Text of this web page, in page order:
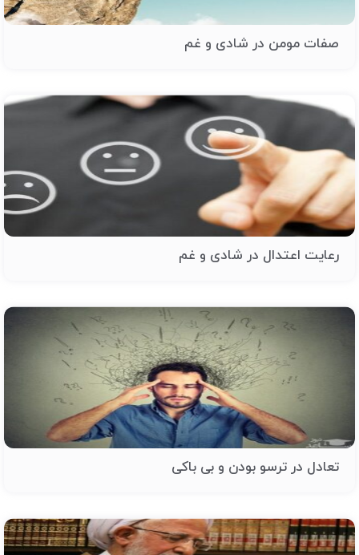
صفات مومن در شادی و غم
رعایت اعتدال در شادی و غم
تعادل در ترسو بودن و بی باکی